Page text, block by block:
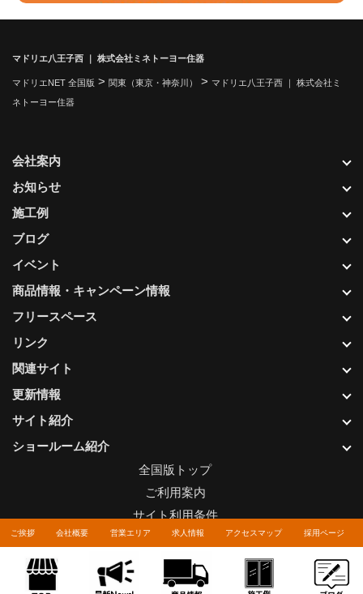
ご挨拶 会社概要 営業エリア 求人情報 アクセスマップ 採用ページ
マドリエ八王子西 ｜ 株式会社ミネトーヨー住器
マドリエNET 全国版 > 関東（東京・神奈川） > マドリエ八王子西 ｜ 株式会社ミ
ネトーヨー住器
更新情報
サイト紹介
ショールーム紹介
会社案内
お知らせ
施工例
ブログ
イベント
商品情報・キャンペーン情報
フリースペース
リンク
関連サイト
全国版トップ
ご利用案内
サイト利用条件
プライバシーポリシー
関連リンク
お問い合わせについて